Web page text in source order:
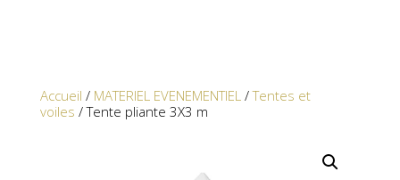
Accueil / MATERIEL EVENEMENTIEL/Tentes et
voiles / Tente pliante 3X3 m